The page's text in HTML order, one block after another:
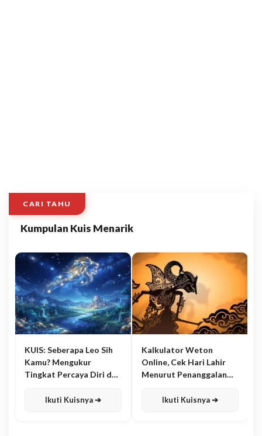
CARI TAHU
Kumpulan Kuis Menarik
KUIS: Seberapa Leo Sih
Kamu? Mengukur
Tingkat Percaya Diri dan
Ikuti Kuisnya ➔
Kalkulator Weton
Online, Cek Hari Lahir
Menurut Penanggalan
Ikuti Kuisnya ➔